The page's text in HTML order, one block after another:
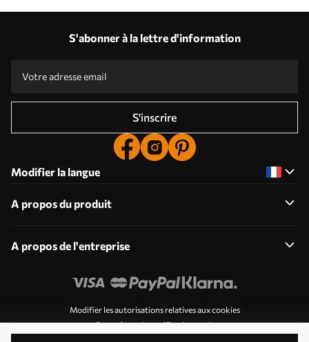
S'abonner à la lettre d'information
S'inscrire
Modifier la langue
A propos du produit
A propos de l'entreprise
Modifier les autorisations relatives aux cookies
Paramètres de notification push